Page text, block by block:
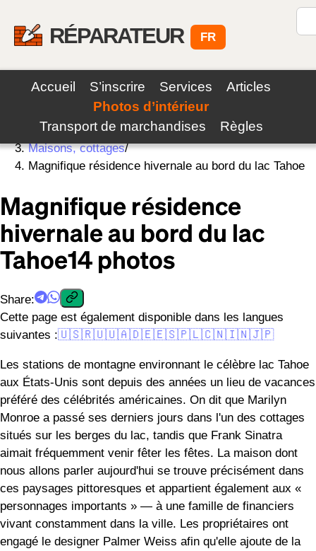
RÉPARATEUR FR
Accueil S’inscrire Services
Articles
Photos d’intérieur
Transport de marchandises
Règles
Photos/
Maisons, cottages/
Magnifique résidence hivernale au bord du lac Tahoe
Magnifique résidence
hivernale au bord du lac
Tahoe14 photos
Share:
Cette page est également disponible dans les langues
suivantes :🇺🇸🇷🇺🇺🇦🇩🇪🇪🇸🇵🇱🇨🇳🇮🇳🇯🇵
Les stations de montagne environnant le célèbre lac Tahoe
aux États-Unis sont depuis des années un lieu de vacances
préféré des célébrités américaines. On dit que Marilyn
Monroe a passé ses derniers jours dans l'un des cottages
situés sur les berges du lac, tandis que Frank Sinatra
aimait fréquemment venir fêter les fêtes. La maison dont
nous allons parler aujourd'hui se trouve précisément dans
ces paysages pittoresques et appartient également aux «
personnages importants » — à une famille de financiers
vivant constamment dans la ville. Les propriétaires ont
engagé le designer Palmer Weiss afin qu'elle ajoute de la